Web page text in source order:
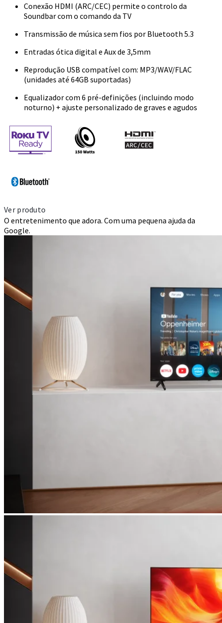
Conexão HDMI (ARC/CEC) permite o controlo da
Soundbar com o comando da TV
Transmissão de música sem fios por Bluetooth 5.3
Entradas ótica digital e Aux de 3,5mm
Reprodução USB compatível com: MP3/WAV/FLAC
(unidades até 64GB suportadas)
Equalizador com 6 pré-definições (incluindo modo
noturno) + ajuste personalizado de graves e agudos
Ver produto
O entretenimento que adora. Com uma pequena ajuda da
Google.